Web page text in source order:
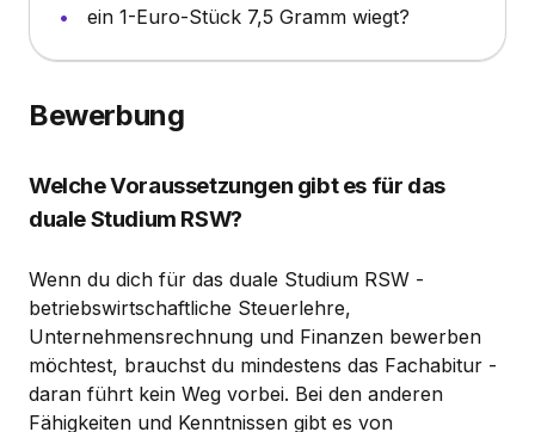
ein 1-Euro-Stück 7,5 Gramm wiegt?
Bewerbung
Welche Voraussetzungen gibt es für das
duale Studium RSW?
Wenn du dich für das duale Studium RSW -
betriebswirtschaftliche Steuerlehre,
Unternehmensrechnung und Finanzen bewerben
möchtest, brauchst du mindestens das Fachabitur -
daran führt kein Weg vorbei. Bei den anderen
Fähigkeiten und Kenntnissen gibt es von